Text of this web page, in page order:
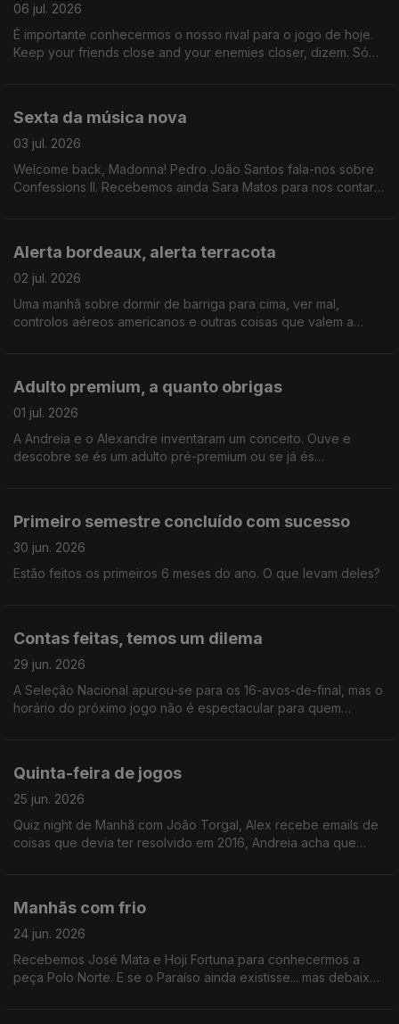
06 jul. 2026
É importante conhecermos o nosso rival para o jogo de hoje.
Keep your friends close and your enemies closer, dizem. Só
Sexta da música nova
03 jul. 2026
Welcome back, Madonna! Pedro João Santos fala-nos sobre
Confessions II. Recebemos ainda Sara Matos para nos contar
Alerta bordeaux, alerta terracota
02 jul. 2026
Uma manhã sobre dormir de barriga para cima, ver mal,
controlos aéreos americanos e outras coisas que valem a
Adulto premium, a quanto obrigas
01 jul. 2026
A Andreia e o Alexandre inventaram um conceito. Ouve e
descobre se és um adulto pré-premium ou se já és
Primeiro semestre concluído com sucesso
30 jun. 2026
Estão feitos os primeiros 6 meses do ano. O que levam deles?
Contas feitas, temos um dilema
29 jun. 2026
A Seleção Nacional apurou-se para os 16-avos-de-final, mas o
horário do próximo jogo não é espectacular para quem
Quinta-feira de jogos
25 jun. 2026
Quiz night de Manhã com João Torgal, Alex recebe emails de
coisas que devia ter resolvido em 2016, Andreia acha que
Manhãs com frio
24 jun. 2026
Recebemos José Mata e Hoji Fortuna para conhecermos a
peça Polo Norte. E se o Paraíso ainda existisse... mas debaixo